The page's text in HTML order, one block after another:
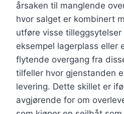
årsaken til manglende
hvor salget er kombinert
utføre visse
eksempel lagerplass eller
flytende overgang fra
tilfeller hvor gjenstanden
levering. Dette skillet er
avgjørende for om